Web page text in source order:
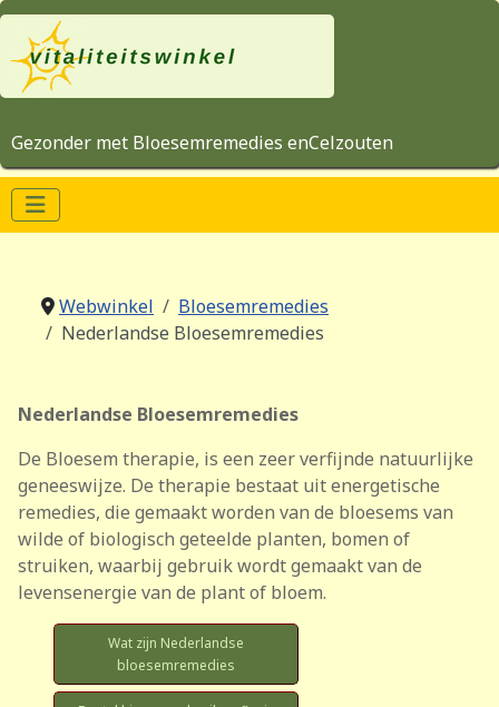
Gezonder met Bloesemremedies enCelzouten
Webwinkel
Bloesemremedies
Nederlandse Bloesemremedies
Nederlandse Bloesemremedies
De Bloesem therapie, is een zeer verfijnde natuurlijke
geneeswijze. De therapie bestaat uit energetische
remedies, die gemaakt worden van de bloesems van
wilde of biologisch geteelde planten, bomen of
struiken, waarbij gebruik wordt gemaakt van de
levensenergie van de plant of bloem.
Wat zijn Nederlandse
bloesemremedies